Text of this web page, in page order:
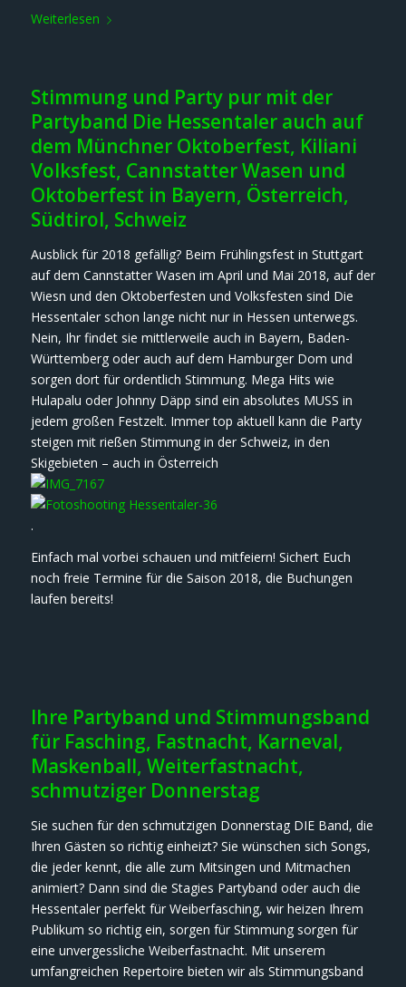
Weiterlesen
Stimmung und Party pur mit der
Partyband Die Hessentaler auch auf
dem Münchner Oktoberfest, Kiliani
Volksfest, Cannstatter Wasen und
Oktoberfest in Bayern, Österreich,
Südtirol, Schweiz
Ausblick für 2018 gefällig? Beim Frühlingsfest in Stuttgart
auf dem Cannstatter Wasen im April und Mai 2018, auf der
Wiesn und den Oktoberfesten und Volksfesten sind Die
Hessentaler schon lange nicht nur in Hessen unterwegs.
Nein, Ihr findet sie mittlerweile auch in Bayern, Baden-
Württemberg oder auch auf dem Hamburger Dom und
sorgen dort für ordentlich Stimmung. Mega Hits wie
Hulapalu oder Johnny Däpp sind ein absolutes MUSS in
jedem großen Festzelt. Immer top aktuell kann die Party
steigen mit rießen Stimmung in der Schweiz, in den
Skigebieten – auch in Österreich
.
Einfach mal vorbei schauen und mitfeiern! Sichert Euch
noch freie Termine für die Saison 2018, die Buchungen
laufen bereits!
Ihre Partyband und Stimmungsband
für Fasching, Fastnacht, Karneval,
Maskenball, Weiterfastnacht,
schmutziger Donnerstag
Sie suchen für den schmutzigen Donnerstag DIE Band, die
Ihren Gästen so richtig einheizt? Sie wünschen sich Songs,
die jeder kennt, die alle zum Mitsingen und Mitmachen
animiert? Dann sind die Stagies Partyband oder auch die
Hessentaler perfekt für Weiberfasching, wir heizen Ihrem
Publikum so richtig ein, sorgen für Stimmung sorgen für
eine unvergessliche Weiberfastnacht. Mit unserem
umfangreichen Repertoire bieten wir als Stimmungsband